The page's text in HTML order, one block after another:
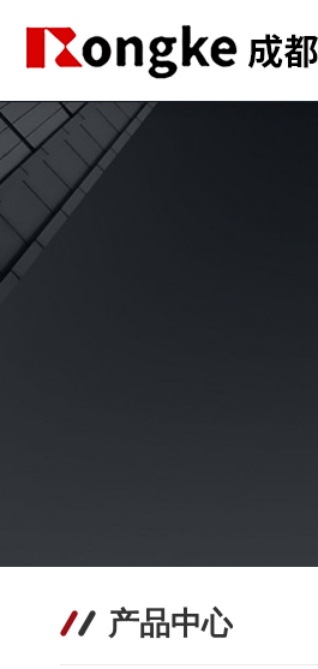
产品中心